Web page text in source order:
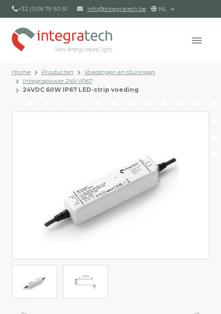
+32 (0)16 79 50 51 info@integratech.be NL
Home Producten
Voedingen en sturingen
Integrapower 24V-IP67
24VDC 60W IP67 LED-strip voeding